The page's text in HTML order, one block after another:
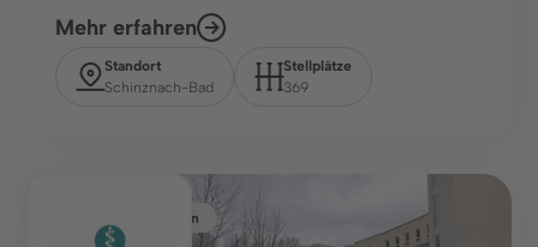
Mehr erfahren
Standort
Schinznach-Bad
Stellplätze
369
Gesundheitswesen